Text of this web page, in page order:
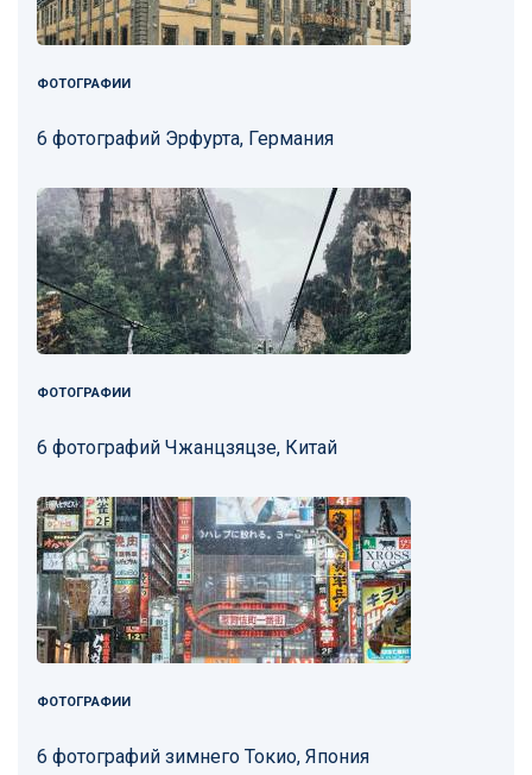
ФОТОГРАФИИ
6 фотографий Эрфурта, Германия
ФОТОГРАФИИ
6 фотографий Чжанцзяцзе, Китай
ФОТОГРАФИИ
6 фотографий зимнего Токио, Япония